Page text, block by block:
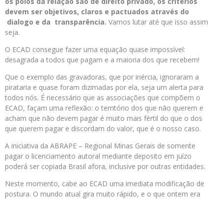
devem ser objetivos, claros e pactuados através do
dialogo e da transparência. Vamos lutar até que isso assim
seja.
O ECAD consegue fazer uma equação quase impossível:
desagrada a todos que pagam e a maioria dos que recebem!
Que o exemplo das gravadoras, que por inércia, ignoraram a
pirataria e quase foram dizimadas por ela, seja um alerta para
todos nós. É necessário que as associações que compõem o
ECAD, façam uma reflexão: o território dos que não querem e
acham que não devem pagar é muito mais fértil do que o dos
que querem pagar e discordam do valor, que é o nosso caso.
A iniciativa da ABRAPE – Regional Minas Gerais de somente
pagar o licenciamento autoral mediante deposito em juízo
poderá ser copiada Brasil afora, inclusive por outras entidades.
Neste momento, cabe ao ECAD uma imediata modificação de
postura. O mundo atual gira muito rápido, e o que ontem era